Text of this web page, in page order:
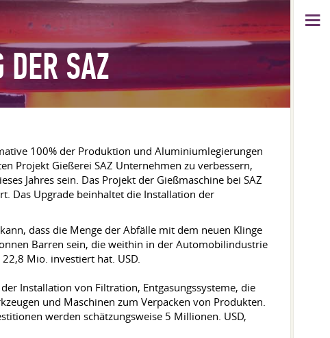
SAZ
100% der Produktion und Aluminiumlegierungen
Projekt Gießerei SAZ Unternehmen zu verbessern,
Jahres sein. Das Projekt der Gießmaschine bei SAZ
Das Upgrade beinhaltet die Installation der
dass die Menge der Abfälle mit dem neuen Klinge
Barren sein, die weithin in der Automobilindustrie
Mio. investiert hat. USD.
Installation von Filtration, Entgasungssysteme, die
und Maschinen zum Verpacken von Produkten.
werden schätzungsweise 5 Millionen. USD,